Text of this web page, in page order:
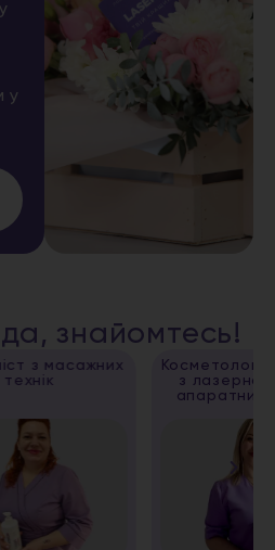
у
знайомтесь!
Косметолог, спеціаліст
з лазерної епіляції,
апаратних методик